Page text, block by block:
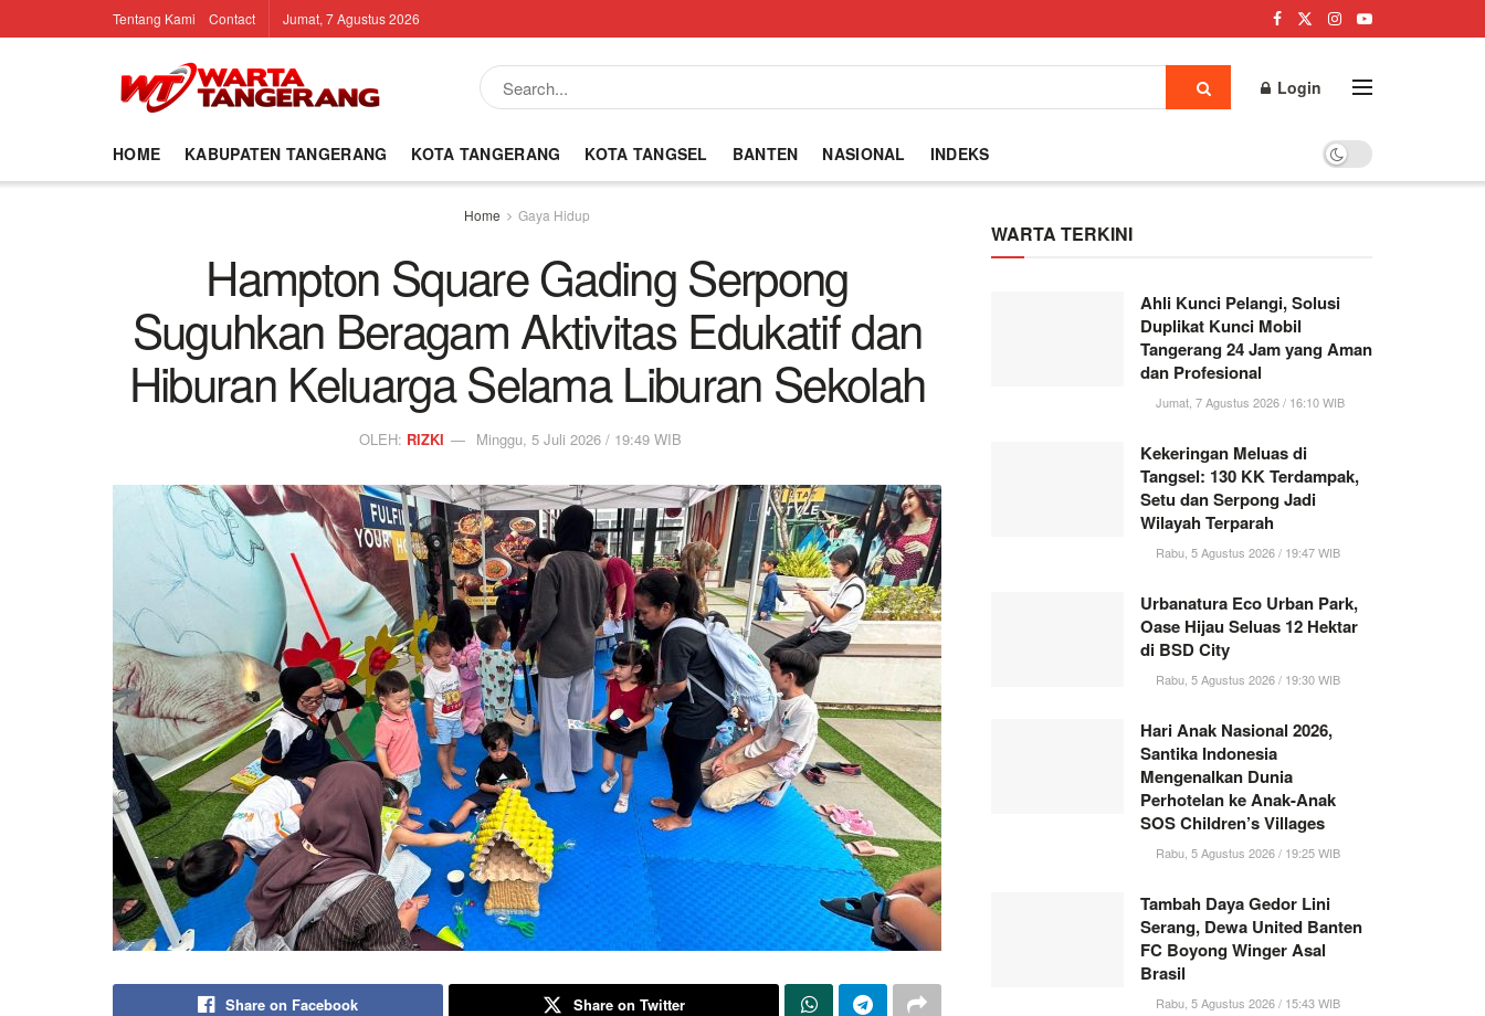
Tentang Kami Contact Jumat, 7 Agustus 2026
Login
HOME KABUPATEN TANGERANG KOTA TANGERANG KOTA TANGSEL BANTEN NASIONAL INDEKS
Home Gaya Hidup
Hampton Square Gading Serpong
Suguhkan Beragam Aktivitas Edukatif dan
Hiburan Keluarga Selama Liburan Sekolah
OLEH: RIZKI Minggu, 5 Juli 2026 / 19:49 WIB
Share on Facebook Share on Twitter
WARTA TERKINI
Ahli Kunci Pelangi, Solusi
Duplikat Kunci Mobil
Tangerang 24 Jam yang Aman
dan Profesional
Jumat, 7 Agustus 2026 / 16:10 WIB
Kekeringan Meluas di
Tangsel: 130 KK Terdampak,
Setu dan Serpong Jadi
Wilayah Terparah
Rabu, 5 Agustus 2026 / 19:47 WIB
Urbanatura Eco Urban Park,
Oase Hijau Seluas 12 Hektar
di BSD City
Rabu, 5 Agustus 2026 / 19:30 WIB
Hari Anak Nasional 2026,
Santika Indonesia
Mengenalkan Dunia
Perhotelan ke Anak-Anak
SOS Children’s Villages
Rabu, 5 Agustus 2026 / 19:25 WIB
Tambah Daya Gedor Lini
Serang, Dewa United Banten
FC Boyong Winger Asal
Brasil
Rabu, 5 Agustus 2026 / 15:43 WIB